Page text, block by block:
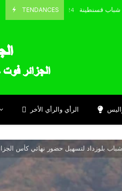
TENDANCES
8, 2024 المنتخب و شباب قسنطينة
الرأي والرأي الأخر
بلوزداد لتسهيل حضور نهائي كأس